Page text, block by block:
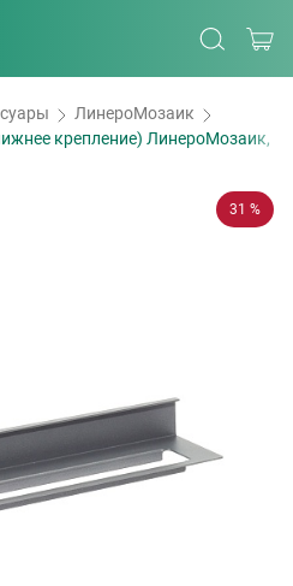
ЛинероМозаик
крепление) ЛинероМозаик,
31 %